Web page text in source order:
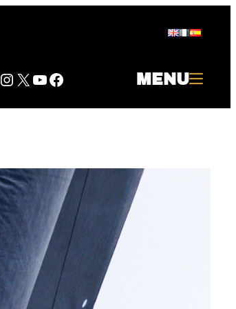
Instagram
Twitter
YouTube
Facebook MENU